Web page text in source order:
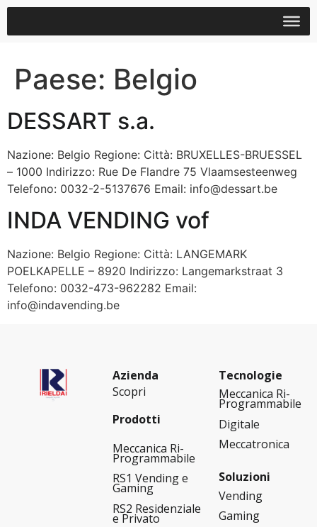
Paese: Belgio
DESSART s.a.
Nazione: Belgio Regione: Città: BRUXELLES-BRUESSEL
– 1000 Indirizzo: Rue De Flandre 75 Vlaamsesteenweg
Telefono: 0032-2-5137676 Email: info@dessart.be
INDA VENDING vof
Nazione: Belgio Regione: Città: LANGEMARK
POELKAPELLE – 8920 Indirizzo: Langemarkstraat 3
Telefono: 0032-473-962282 Email:
info@indavending.be
Azienda
Scopri
Prodotti
Meccanica Ri-
Programmabile
RS1 Vending e
Gaming
RS2 Residenziale
e Privato
Tecnologie
Meccanica Ri-
Programmabile
Digitale
Meccatronica
Soluzioni
Vending
Gaming